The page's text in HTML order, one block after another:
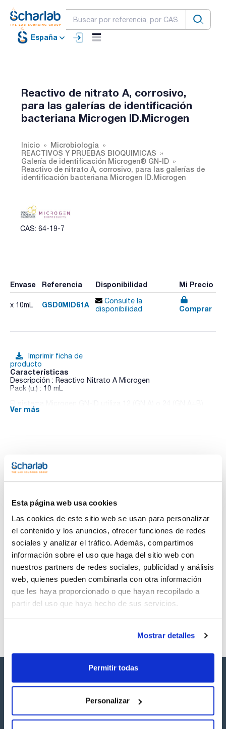
Esta página web usa cookies
Las cookies de este sitio web se usan para personalizar
el contenido y los anuncios, ofrecer funciones de redes
sociales y analizar el tráfico. Además, compartimos
información sobre el uso que haga del sitio web con
nuestros partners de redes sociales, publicidad y análisis
web, quienes pueden combinarla con otra información
que les haya proporcionado o que hayan recopilado a
partir del uso que haya hecho de sus servicios.
Mostrar detalles
Permitir todas
Personalizar
España
Reactivo de nitrato A, corrosivo,
para las galerías de identificación
bacteriana Microgen ID.Microgen
Inicio
Microbiología
REACTIVOS Y PRUEBAS BIOQUIMICAS
Galería de identificación Microgen® GN-ID
Reactivo de nitrato A, corrosivo, para las galerías de
identificación bacteriana Microgen ID.Microgen
CAS: 64-19-7
Envase Referencia Disponibilidad Mi Precio
x 10mL GSD0MID61A
Consulte la
disponibilidad
Comprar
Imprimir ficha de
producto
Características
Descripción : Reactivo Nitrato A Microgen
Pack (u.) : 10 mL
sustratos bioquímicos estandarizados en microplacas para
exigentes, tanto oxidasa negativos como positivos.
permitiendo una identificación más completa de
oxidasa positivos.
Ver más
descargas
Regístrate para
descargas
Los productos marcados con esta imagen son
productos marca Scharlau habitualmente en stock,
listos para una entrega inmediata.
Síguenos: